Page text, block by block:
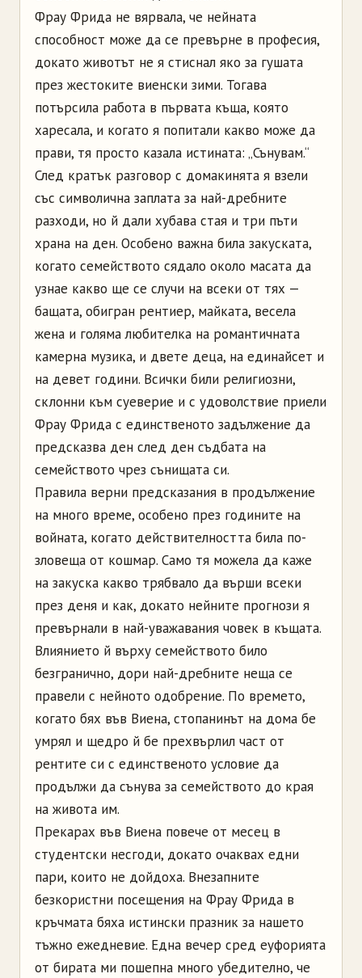
Фрау Фрида не вярвала, че нейната
способност може да се превърне в професия,
докато животът не я стиснал яко за гушата
през жестоките виенски зими. Тогава
потърсила работа в първата къща, която
харесала, и когато я попитали какво може да
прави, тя просто казала истината: „Сънувам.“
След кратък разговор с домакинята я взели
със символична заплата за най-дребните
разходи, но й дали хубава стая и три пъти
храна на ден. Особено важна била закуската,
когато семейството сядало около масата да
узнае какво ще се случи на всеки от тях —
бащата, обигран рентиер, майката, весела
жена и голяма любителка на романтичната
камерна музика, и двете деца, на единайсет и
на девет години. Всички били религиозни,
склонни към суеверие и с удоволствие приели
Фрау Фрида с единственото задължение да
предсказва ден след ден съдбата на
семейството чрез сънищата си.
Правила верни предсказания в продължение
на много време, особено през годините на
войната, когато действителността била по-
зловеща от кошмар. Само тя можела да каже
на закуска какво трябвало да върши всеки
през деня и как, докато нейните прогнози я
превърнали в най-уважавания човек в къщата.
Влиянието й върху семейството било
безгранично, дори най-дребните неща се
правели с нейното одобрение. По времето,
когато бях във Виена, стопанинът на дома бе
умрял и щедро й бе прехвърлил част от
рентите си с единственото условие да
продължи да сънува за семейството до края
на живота им.
Прекарах във Виена повече от месец в
студентски несгоди, докато очаквах едни
пари, които не дойдоха. Внезапните
безкористни посещения на Фрау Фрида в
кръчмата бяха истински празник за нашето
тъжно ежедневие. Една вечер сред еуфорията
от бирата ми пошепна много убедително, че